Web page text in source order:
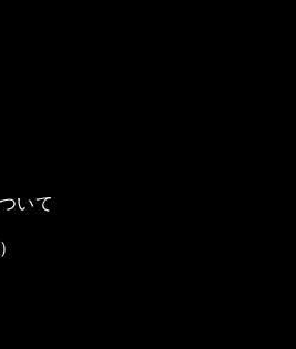
いて